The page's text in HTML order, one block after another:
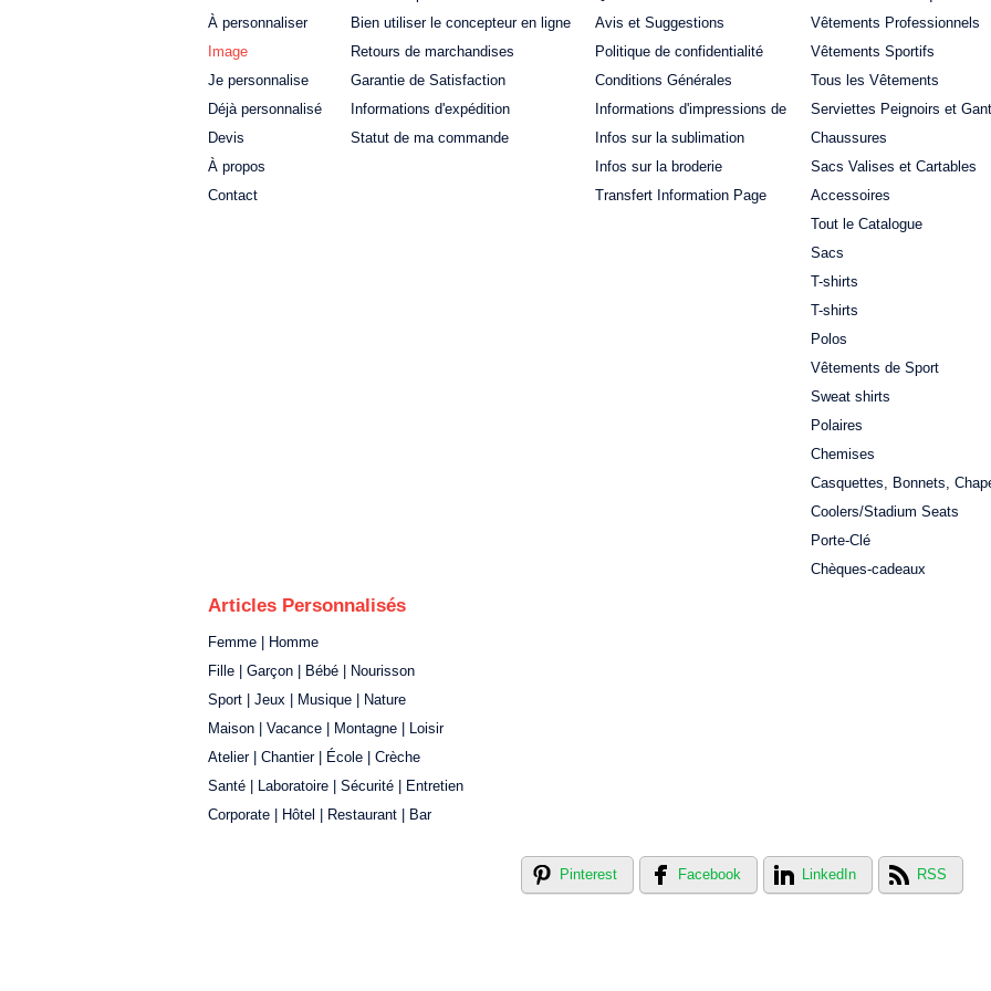
À personnaliser
Image
Je personnalise
Déjà personnalisé
Devis
À propos
Contact
Bien utiliser le concepteur en ligne
Retours de marchandises
Garantie de Satisfaction
Informations d'expédition
Statut de ma commande
Avis et Suggestions
Politique de confidentialité
Conditions Générales
Informations d'impressions de
Infos sur la sublimation
Infos sur la broderie
Transfert Information Page
Vêtements Professionnels
Vêtements Sportifs
Tous les Vêtements
Serviettes Peignoirs et
Chaussures
Sacs Valises et Cartables
Accessoires
Tout le Catalogue
Sacs
T-shirts
T-shirts
Polos
Vêtements de Sport
Sweat shirts
Polaires
Chemises
Casquettes, Bonnets,
Coolers/Stadium Seats
Porte-Clé
Chèques-cadeaux
Articles Personnalisés
Femme | Homme
Fille | Garçon | Bébé | Nourisson
Sport | Jeux | Musique | Nature
Maison | Vacance | Montagne | Loisir
Atelier | Chantier | École | Crèche
Santé | Laboratoire | Sécurité | Entretien
Corporate | Hôtel | Restaurant | Bar
Pinterest Facebook LinkedIn RSS